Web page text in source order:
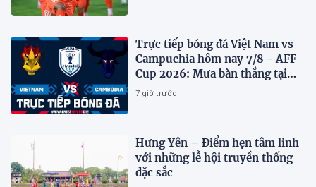
Trực tiếp bóng đá Việt Nam vs
Campuchia hôm nay 7/8 - AFF
Cup 2026: Mưa bàn thắng tại
Mỹ Đình?
7 giờ trước
Hưng Yên – Điểm hẹn tâm linh
với những lễ hội truyền thống
đặc sắc